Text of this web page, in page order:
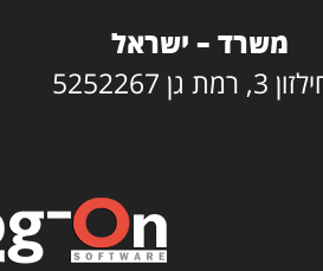
משרד – ישראל
גן 5252267